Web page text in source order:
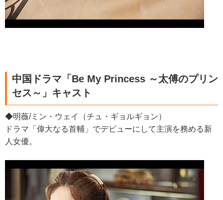
中国ドラマ「Be My Princess ～太傅のプリン
セス～」キャスト
◆明薇/ミン・ウェイ（チュ・ギョルギョン）
ドラマ「偉大なる首輔」でデビューにして主演を務める新
人女優。